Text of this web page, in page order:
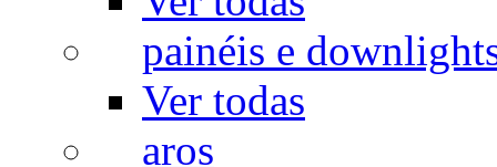
painéis e
Ver todas
aros